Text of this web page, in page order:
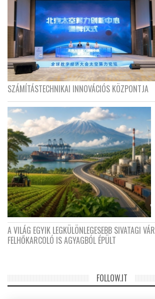
SZÁMÍTÁSTECHNIKAI INNOVÁCIÓS KÖZPONTJA
A VILÁG EGYIK LEGKÜLÖNLEGESEBB SIVATAGI
FELHŐKARCOLÓ IS AGYAGBÓL ÉPÜLT
FOLLOW.IT